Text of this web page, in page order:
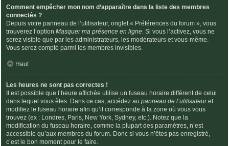
Comment empêcher mon nom d’apparaître dans la liste des membres
connectés ?
Depuis votre panneau de l’utilisateur, onglet « Préférences du forum », vous
trouverez l’option Masquer ma présence en ligne . Si vous l’activez, vous ne
serez visible que par les administrateurs, les modérateurs et vous-même.
Vous serez compté parmi les membres invisibles.
Haut
Les heures ne sont pas correctes !
Il est possible que l’heure affichée utilise un fuseau horaire différent de celui
dans lequel vous êtes. Dans ce cas, accédez au panneau de l’utilisateuret
modifiez le fuseau horaire afin qu’il corresponde à la zone où vous vous
trouvez (ex : Londres, Paris, New York, Sydney, etc.). Notez que la
modification du fuseau horaire, comme la plupart des paramètres, n’est
accessible qu’aux membres du forum. Donc si vous n’êtes pas enregistré,
c’est le bon moment pour le faire.